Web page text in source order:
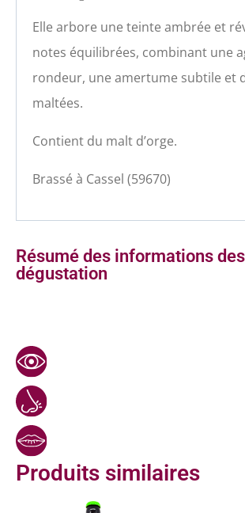
Elle arbore une teinte ambrée et
notes équilibrées, combinant une
rondeur, une amertume subtile et
maltées.
Contient du malt d’orge.
Brassé à Cassel (59670)
Résumé des informations
dégustation
Produits similaires